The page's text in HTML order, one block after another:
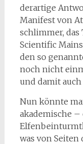
derartige
Manifest von
schlimmer, das
Scientific
den so
noch nicht
und damit
Nun könnte
akademische –
was von Seiten